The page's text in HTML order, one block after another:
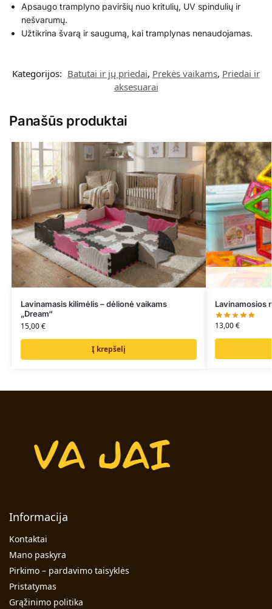
Apsaugo tramplyno paviršių nuo kritulių, UV spindulių ir
nešvarumų.
Užtikrina švarą ir saugumą, kai tramplynas nenaudojamas.
Kategorijos: Batutai ir jų priedai, Prekės vaikams, Priedai ir
aksesuarai
Panašūs produktai
Lavinamasis kilimėlis – dėlionė vaikams
„Dream“
15,00€
Į krepšelį
Lavinamosios
13,00€
Informacija
Kontaktai
Mano paskyra
Pirkimo – pardavimo taisyklės
Pristatymas
Grąžinimo politika